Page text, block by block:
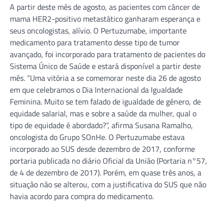
A partir deste mês de agosto, as pacientes com câncer de
mama HER2-positivo metastático ganharam esperança e
seus oncologistas, alívio. O Pertuzumabe, importante
medicamento para tratamento desse tipo de tumor
avançado, foi incorporado para tratamento de pacientes do
Sistema Único de Saúde e estará disponível a partir deste
mês. “Uma vitória a se comemorar neste dia 26 de agosto
em que celebramos o Dia Internacional da Igualdade
Feminina. Muito se tem falado de igualdade de gênero, de
equidade salarial, mas e sobre a saúde da mulher, qual o
tipo de equidade é abordado?”, afirma Susana Ramalho,
oncologista do Grupo SOnHe. O Pertuzumabe estava
incorporado ao SUS desde dezembro de 2017, conforme
portaria publicada no diário Oficial da União (Portaria n°57,
de 4 de dezembro de 2017). Porém, em quase três anos, a
situação não se alterou, com a justificativa do SUS que não
havia acordo para compra do medicamento.